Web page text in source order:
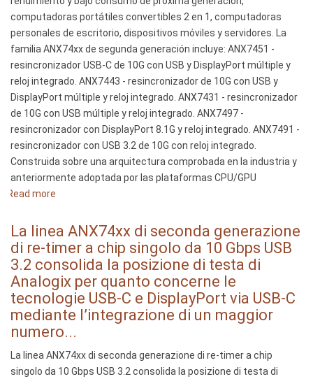
l’avance
d’Analogix
en
USB-
C
et
DisplayPort
sur
USB-
C
en
de
de
performances
computadoras portátiles convertibles 2 en 1, computadoras
personales de escritorio, dispositivos móviles y servidores. La
familia ANX74xx de segunda generación incluye: ANX7451 -
resincronizador USB-C de 10G con USB y DisplayPort múltiple y
reloj integrado. ANX7443 - resincronizador de 10G con USB y
DisplayPort múltiple y reloj integrado. ANX7431 - resincronizador
de 10G con USB múltiple y reloj integrado. ANX7497 -
resincronizador con DisplayPort 8.1G y reloj integrado. ANX7491 -
resincronizador con USB 3.2 de 10G con reloj integrado.
Construida sobre una arquitectura comprobada en la industria y
anteriormente adoptada por las plataformas CPU/GPU
Read more
familia
segunda
generación
de
la
familia
de
resincronizadores
La linea ANX74xx di seconda generazione
di re-timer a chip singolo da 10 Gbps USB
3.2 consolida la posizione di testa di
Analogix per quanto concerne le
tecnologie USB-C e DisplayPort via USB-C
mediante l’integrazione di un maggior
numero...
La linea ANX74xx di seconda generazione di re-timer a chip
singolo da 10 Gbps USB 3.2 consolida la posizione di testa di